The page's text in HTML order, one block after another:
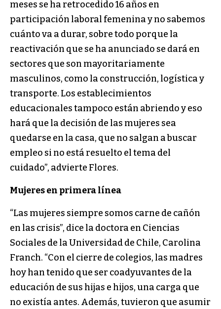
meses se ha retrocedido 16 años en
participación laboral femenina y no sabemos
cuánto va a durar, sobre todo porque la
reactivación que se ha anunciado se dará en
sectores que son mayoritariamente
masculinos, como la construcción, logística y
transporte. Los establecimientos
educacionales tampoco están abriendo y eso
hará que la decisión de las mujeres sea
quedarse en la casa, que no salgan a buscar
empleo si no está resuelto el tema del
cuidado”, advierte Flores.
Mujeres en primera línea
“Las mujeres siempre somos carne de cañón
en las crisis”, dice la doctora en Ciencias
Sociales de la Universidad de Chile, Carolina
Franch. “Con el cierre de colegios, las madres
hoy han tenido que ser coadyuvantes de la
educación de sus hijas e hijos, una carga que
no existía antes. Además, tuvieron que asumir